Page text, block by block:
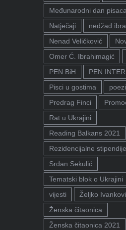
Međunarodni dan
Natječaji
nedžad
Nenad Veličković
Omer Ć. Ibrahimagić
PEN BiH
PEN
Pisci u gostima
Predrag Finci
Rat u Ukrajini
Reading Balkans 2021
Rezidencijalne stipendije
Srđan Sekulić
Tematski blok o Ukrajini
vijesti
Željko
Ženska čitaonica
Ženska čitaonica 2021